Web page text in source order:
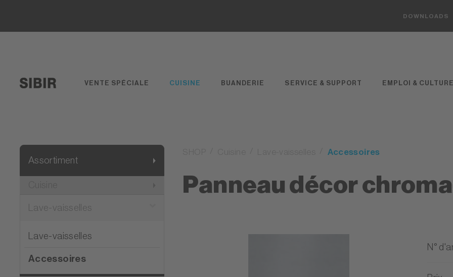
DOWNLOADS
VENTE SPÉCIALE CUISINE BUANDERIE SERVICE & SUPPORT EMPLOI & CULTURE
Assortiment
Lave-vaisselles
Lave-vaisselles
Accessoires
Accessoires
Panneau décor
N°